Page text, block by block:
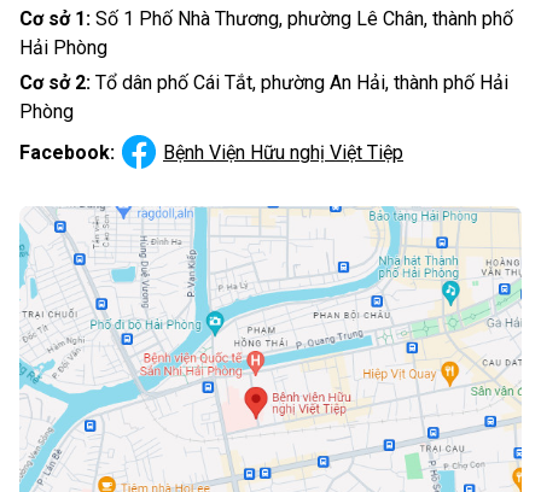
Cơ sở 1: Số 1 Phố Nhà Thương, phường Lê Chân, thành phố
Hải Phòng
Cơ sở 2: Tổ dân phố Cái Tắt, phường An Hải, thành phố Hải
Phòng
Facebook:
Bệnh Viện Hữu nghị Việt Tiệp